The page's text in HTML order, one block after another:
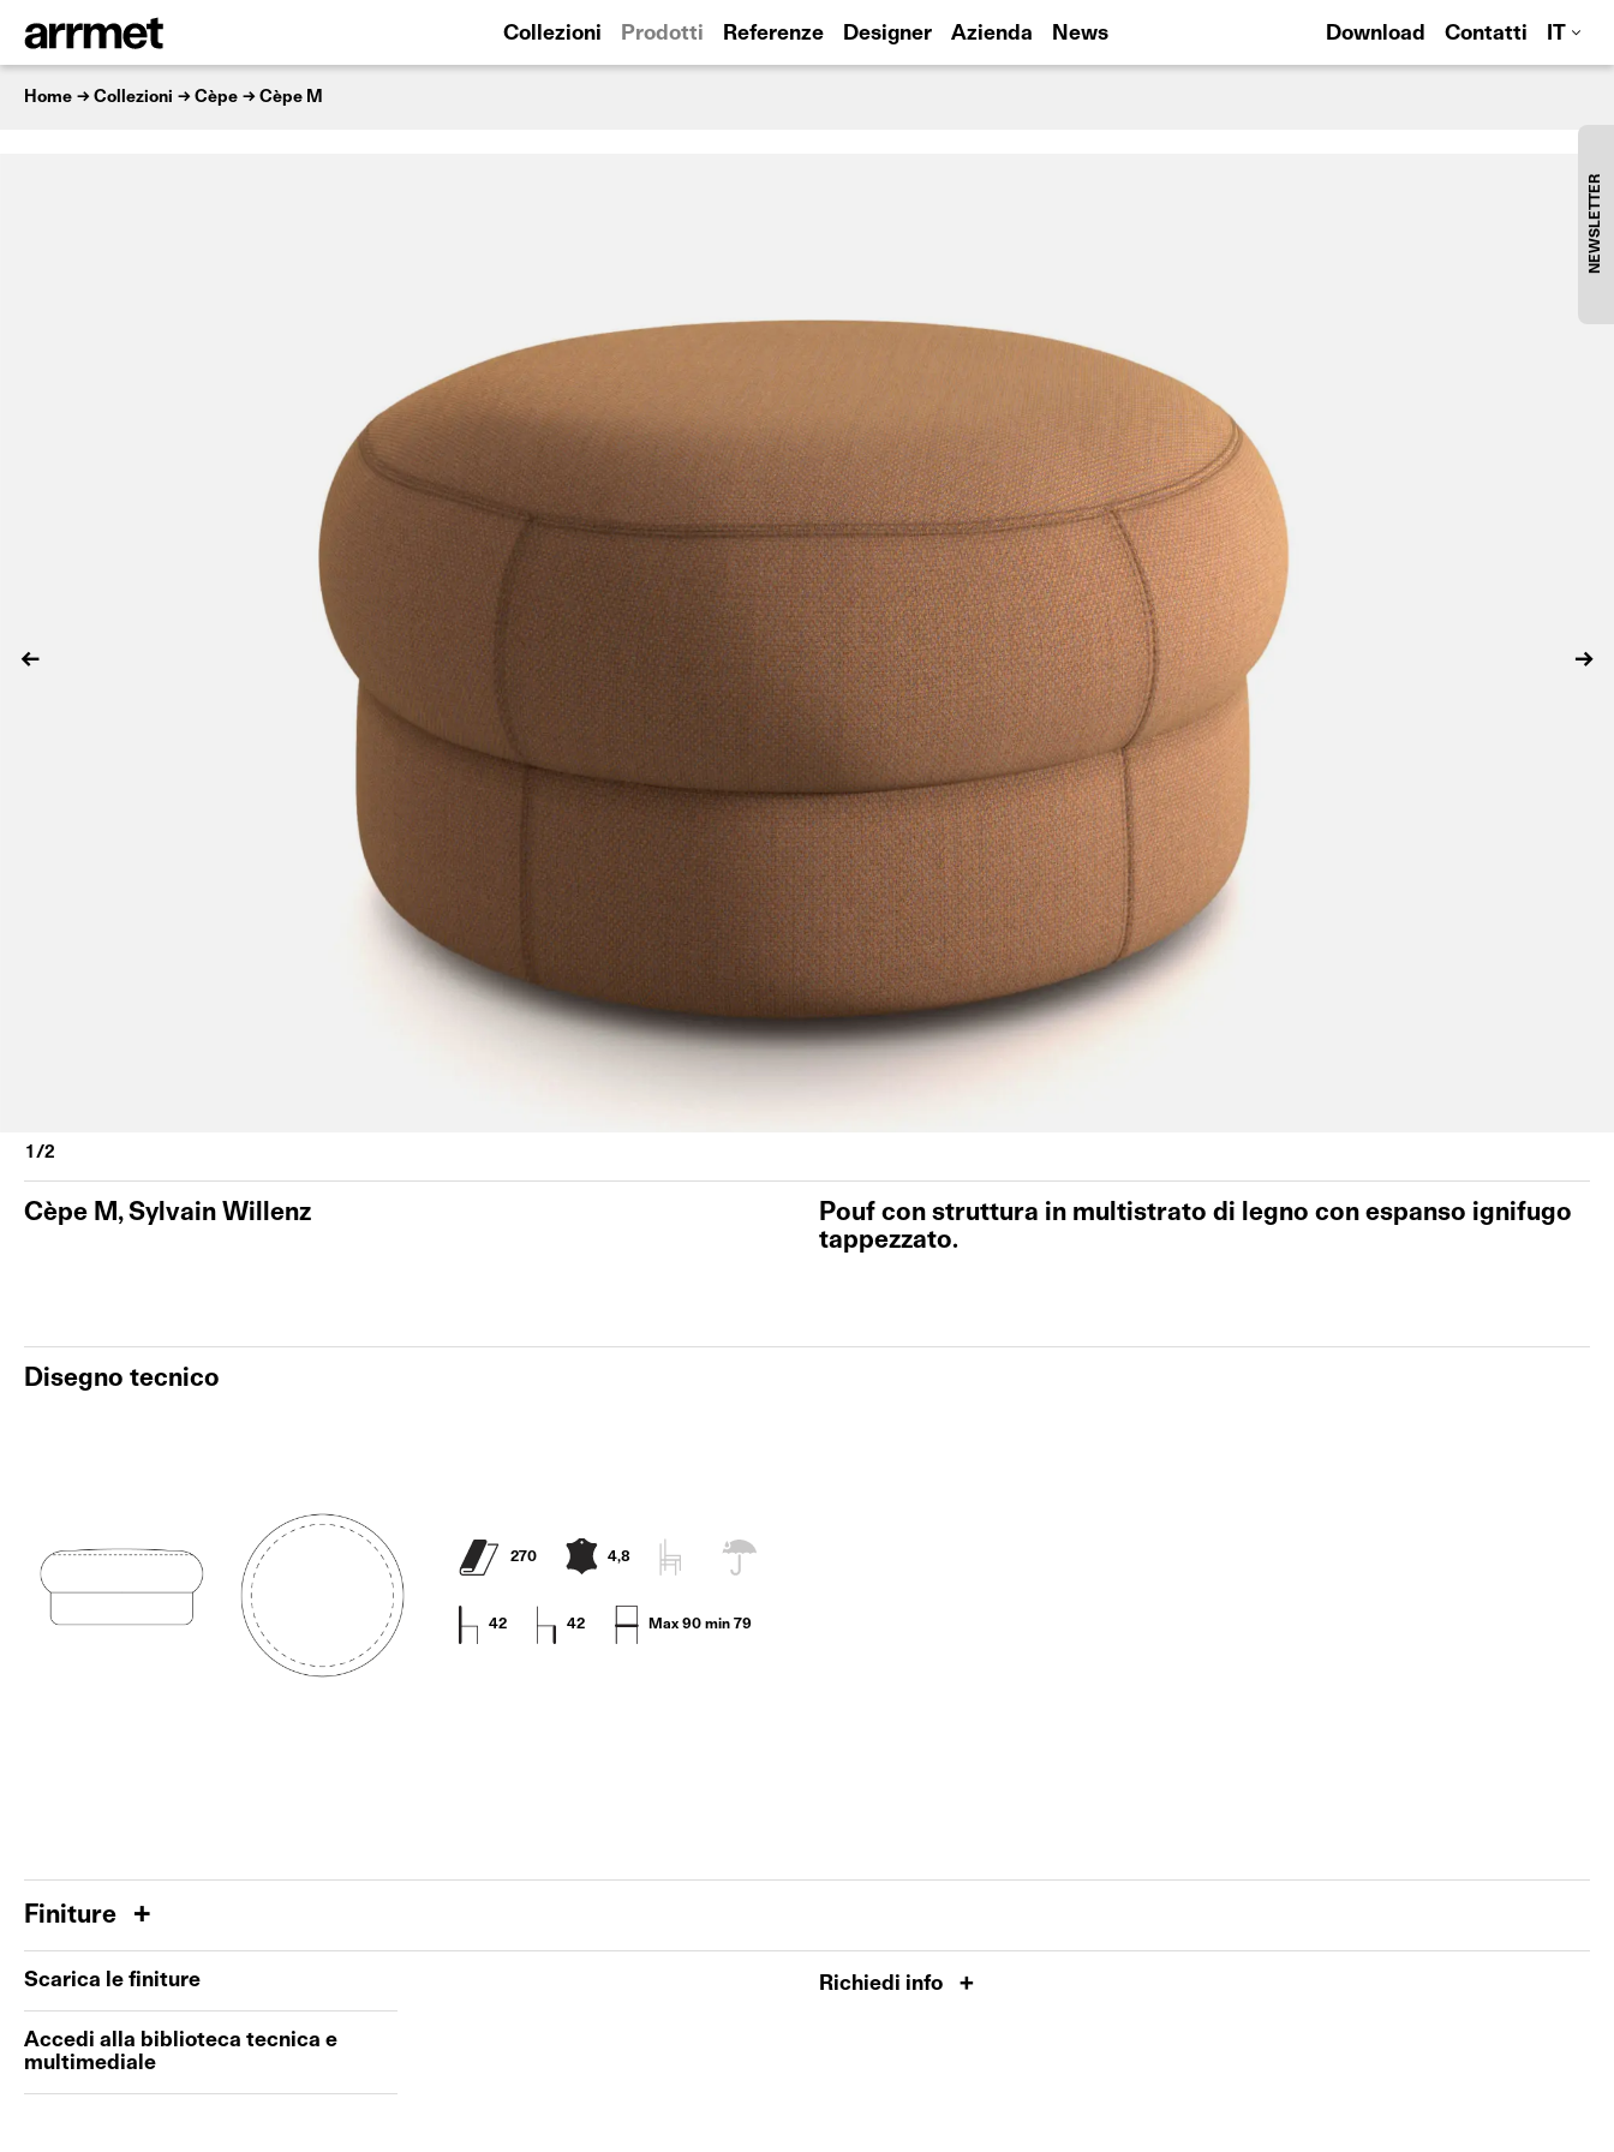
Collezioni Prodotti Referenze Designer Azienda News Download Contatti IT
NEWSLETTER
Home Collezioni Cèpe Cèpe M
Cèpe M, Sylvain Willenz
Pouf con struttura in multistrato di legno con espanso ignifugo
tappezzato.
Disegno tecnico
270 4,8
42 42 Max 90 min 79
Finiture
Scarica le finiture
Accedi alla biblioteca tecnica e
multimediale
Richiedi info